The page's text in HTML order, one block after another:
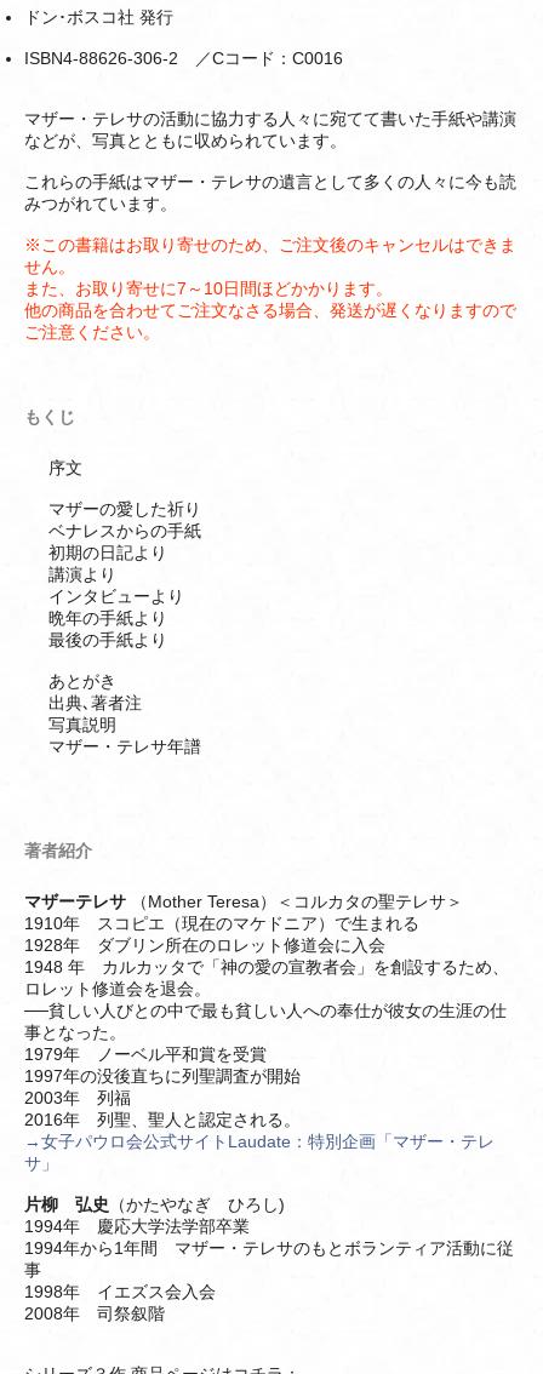
ドン･ボスコ社 発行
ISBN4-88626-306-2 ／Cコード：C0016
マザー・テレサの活動に協力する人々に宛てて書いた手紙や講演
などが、写真とともに収められています。
これらの手紙はマザー・テレサの遺言として多くの人々に今も読
みつがれています。
※この書籍はお取り寄せのため、ご注文後のキャンセルはできま
せん。
また、お取り寄せに7～10日間ほどかかります。
他の商品を合わせてご注文なさる場合、発送が遅くなりますので
ご注意ください。
もくじ
序文
マザーの愛した祈り
ベナレスからの手紙
初期の日記より
講演より
インタビューより
晩年の手紙より
最後の手紙より
あとがき
出典､著者注
写真説明
マザー・テレサ年譜
著者紹介
マザーテレサ （Mother Teresa）＜コルカタの聖テレサ＞
1910年 スコピエ（現在のマケドニア）で生まれる
1928年 ダブリン所在のロレット修道会に入会
1948 年 カルカッタで「神の愛の宣教者会」を創設するため、
ロレット修道会を退会。
──貧しい人びとの中で最も貧しい人への奉仕が彼女の生涯の仕
事となった。
1979年 ノーベル平和賞を受賞
1997年の没後直ちに列聖調査が開始
2003年 列福
2016年 列聖、聖人と認定される。
→女子パウロ会公式サイトLaudate：特別企画「マザー・テレ
サ」
片柳 弘史 （かたやなぎ ひろし)
1994年 慶応大学法学部卒業
1994年から1年間 マザー・テレサのもとボランティア活動に従
事
1998年 イエズス会入会
2008年 司祭叙階